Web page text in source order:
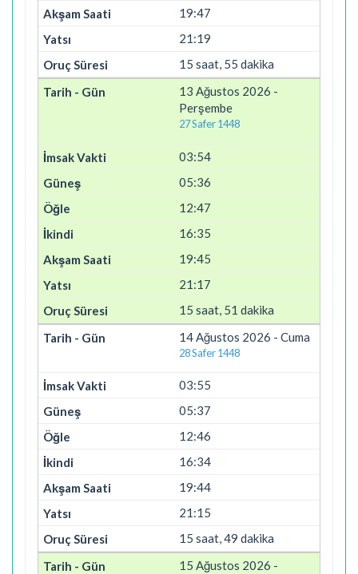
19:47
21:19
15 saat, 55 dakika
13 Ağustos 2026 -
Perşembe
27 Safer 1448
03:54
05:36
12:47
16:35
19:45
21:17
15 saat, 51 dakika
14 Ağustos 2026 - Cuma
28 Safer 1448
03:55
05:37
12:46
16:34
19:44
21:15
15 saat, 49 dakika
15 Ağustos 2026 -